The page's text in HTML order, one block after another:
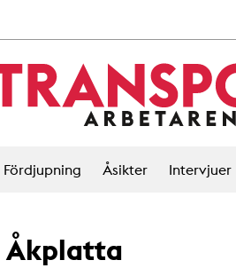
Fördjupning Åsikter Intervjuer
Åkplatta